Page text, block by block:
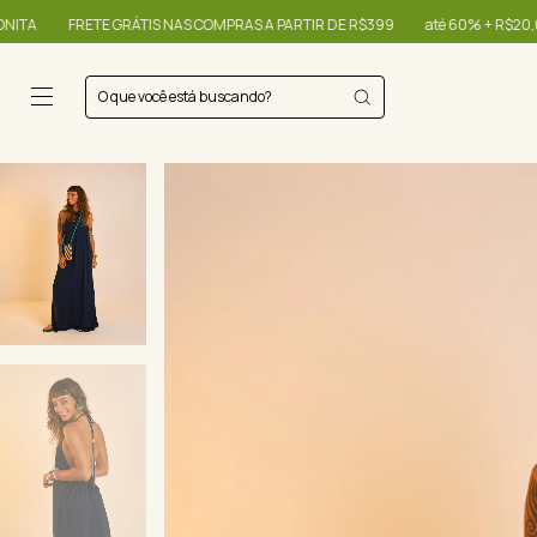
A PARTIR DE R$399 até 60% + R$20,00 OFF - use o cupom OIBONITA